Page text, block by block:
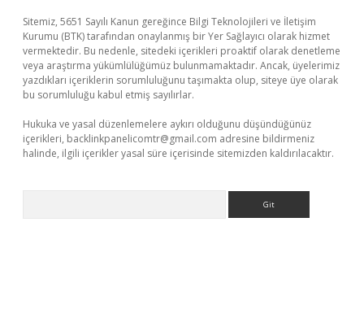
Sitemiz, 5651 Sayılı Kanun gereğince Bilgi Teknolojileri ve İletişim
Kurumu (BTK) tarafından onaylanmış bir Yer Sağlayıcı olarak hizmet
vermektedir. Bu nedenle, sitedeki içerikleri proaktif olarak denetleme
veya araştırma yükümlülüğümüz bulunmamaktadır. Ancak, üyelerimiz
yazdıkları içeriklerin sorumluluğunu taşımakta olup, siteye üye olarak
bu sorumluluğu kabul etmiş sayılırlar.
Hukuka ve yasal düzenlemelere aykırı olduğunu düşündüğünüz
içerikleri, backlinkpanelicomtr@gmail.com adresine bildirmeniz
halinde, ilgili içerikler yasal süre içerisinde sitemizden kaldırılacaktır.